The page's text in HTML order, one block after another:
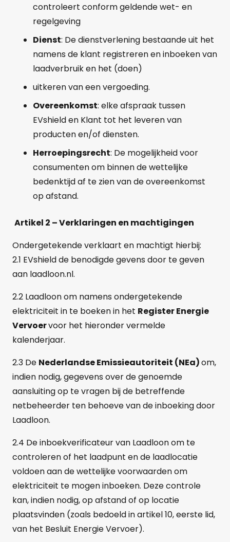
controleert conform geldende wet- en
regelgeving
Dienst: De dienstverlening bestaande uit het
namens de klant registreren en inboeken van
laadverbruik en het (doen)
uitkeren van een vergoeding.
Overeenkomst: elke afspraak tussen
EVshield en Klant tot het leveren van
producten en/of diensten.
Herroepingsrecht: De mogelijkheid voor
consumenten om binnen de wettelijke
bedenktijd af te zien van de overeenkomst
op afstand.
Artikel 2 – Verklaringen en machtigingen
Ondergetekende verklaart en machtigt hierbij:
2.1 EVshield de benodigde gevens door te geven
aan laadloon.nl.
2.2 Laadloon om namens ondergetekende
elektriciteit in te boeken in het Register Energie
Vervoervoor het hieronder vermelde
kalenderjaar.
2.3 De Nederlandse Emissieautoriteit (NEa)om,
indien nodig, gegevens over de genoemde
aansluiting op te vragen bij de betreffende
netbeheerder ten behoeve van de inboeking door
Laadloon.
2.4 De inboekverificateur van Laadloon om te
controleren of het laadpunt en de laadlocatie
voldoen aan de wettelijke voorwaarden om
elektriciteit te mogen inboeken. Deze controle
kan, indien nodig, op afstand of op locatie
plaatsvinden (zoals bedoeld in artikel 10, eerste lid,
van het Besluit Energie Vervoer).